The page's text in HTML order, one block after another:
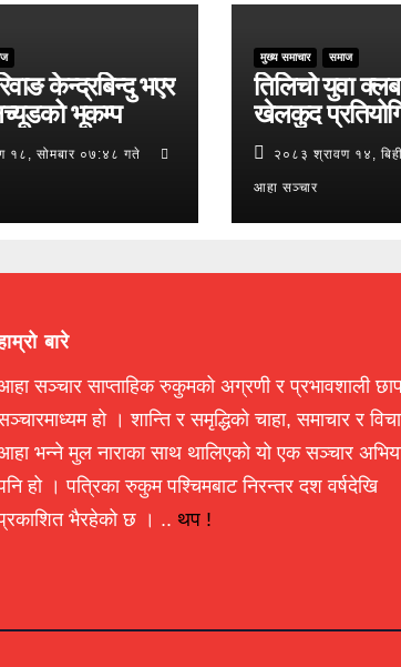
केन्द्रबिन्दु भएर
भूकम्प
१८, सोमबार ०७:४८ गते
मुख्य समाचार समाज
तिलिचो युवा
खेलकुद
२०८३ श्रावण १४,
आहा सञ्चार
बारे
सञ्चार साप्ताहिक रुकुमको अग्रणी र प्रभावशाली
हो । शान्ति र समृद्धिको चाहा, समाचार र
भन्ने मुल नाराका साथ थालिएको यो एक सञ्चार
हो । पत्रिका रुकुम पश्चिमबाट निरन्तर दश वर्षदेखि
भैरहेको छ । .. थप !